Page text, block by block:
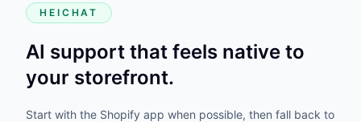
HEICHAT
AI support that feels native to
your storefront.
Start with the Shopify app when possible, then fall back to